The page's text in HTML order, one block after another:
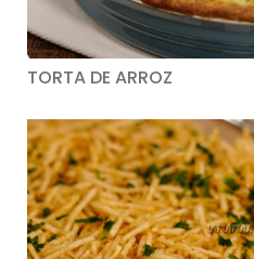
TORTA DE ARROZ